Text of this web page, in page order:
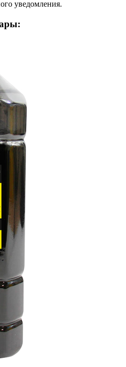
уведомления.